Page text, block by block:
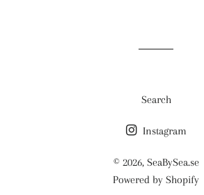
Search
Instagram
© 2026, SeaBySea.se
Powered by Shopify